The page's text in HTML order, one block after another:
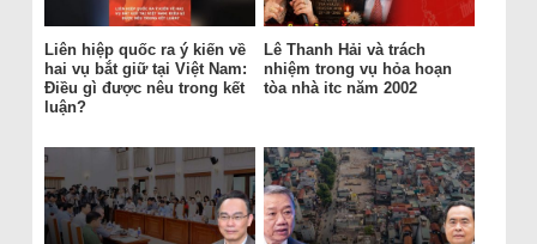
Liên hiệp quốc ra ý kiến về
hai vụ bắt giữ tại Việt Nam:
Điều gì được nêu trong kết
luận?
Lê Thanh Hải và trách
nhiệm trong vụ hỏa hoạn
tòa nhà itc năm 2002